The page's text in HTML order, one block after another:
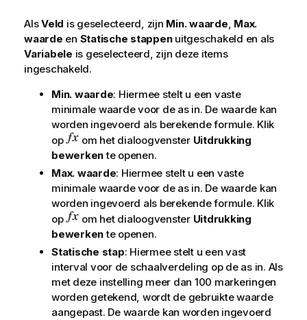
AlsVeld is geselecteerd, zijn Min. waarde, Max.
waarde en Statische stappenuitgeschakeld en als
Variabele is geselecteerd, zijn deze items
ingeschakeld.
Min. waarde: Hiermee stelt u een vaste
minimale waarde voor de as in. De waarde kan
worden ingevoerd als berekende formule. Klik
op
om het dialoogvenster Uitdrukking
bewerkente openen.
Max. waarde: Hiermee stelt u een vaste
minimale waarde voor de as in. De waarde kan
worden ingevoerd als berekende formule. Klik
op
om het dialoogvenster Uitdrukking
bewerkente openen.
Statische stap: Hiermee stelt u een vast
interval voor de schaalverdeling op de as in. Als
met deze instelling meer dan 100 markeringen
worden getekend, wordt de gebruikte waarde
aangepast. De waarde kan worden ingevoerd